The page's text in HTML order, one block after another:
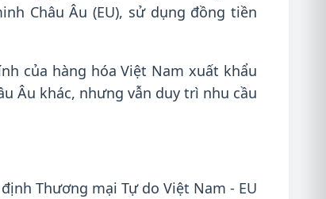
Châu Âu (EU), sử dụng đồng tiền
của hàng hóa Việt Nam xuất khẩu
Âu khác, nhưng vẫn duy trì nhu cầu
Thương mại Tự do Việt Nam - EU